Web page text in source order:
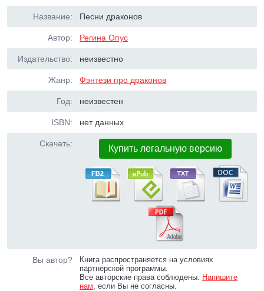
Название: Песни драконов
Автор: Регина Опус
Издательство: неизвестно
Жанр: Фэнтези про драконов
Год: неизвестен
ISBN: нет данных
Скачать: Купить легальную версию
Вы автор?
Книга распространяется на условиях
партнёрской программы.
Все авторские права соблюдены. Напишите
нам, если Вы не согласны.